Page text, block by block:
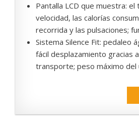
Pantalla LCD que muestra: el
velocidad, las calorías
recorrida y las pulsaciones;
Sistema Silence Fit: pedaleo
fácil desplazamiento gracias
transporte; peso máximo del